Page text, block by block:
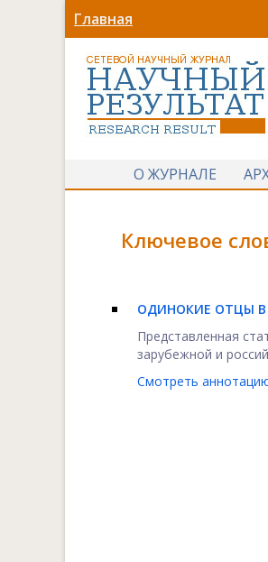
Главная
О ЖУРНАЛЕ
Ключевое
ОДИНОКИЕ ОТЦЫ В
Представленная
зарубежной и
Смотреть